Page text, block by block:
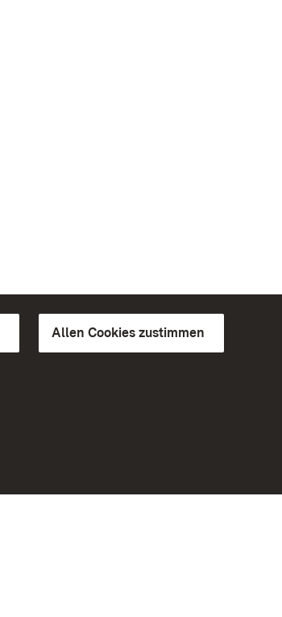
Allen Cookies zustimmen